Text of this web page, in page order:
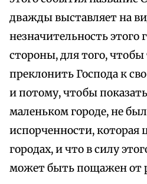
дважды выставляет на
незначительность этого
стороны, для того, чтобы
преклонить Господа к
и потому, чтобы
маленьком городе, не
испорченности, которая
городах, и что в силу
может быть пощажен от